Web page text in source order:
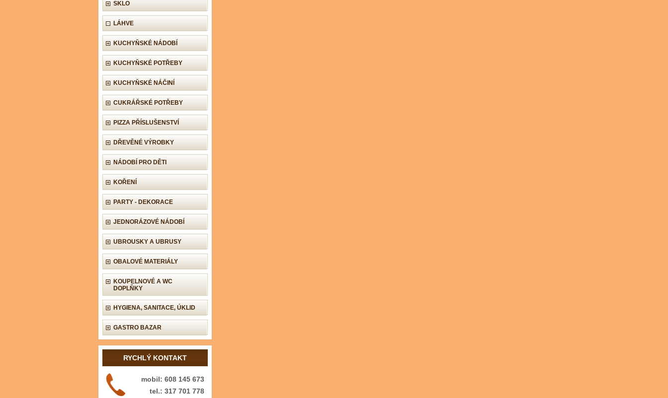
SKLO
LÁHVE
KUCHYŇSKÉ NÁDOBÍ
KUCHYŇSKÉ POTŘEBY
KUCHYŇSKÉ NÁČINÍ
CUKRÁŘSKÉ POTŘEBY
PIZZA PŘÍSLUŠENSTVÍ
DŘEVĚNÉ VÝROBKY
NÁDOBÍ PRO DĚTI
KOŘENÍ
PARTY - DEKORACE
JEDNORÁZOVÉ NÁDOBÍ
UBROUSKY A UBRUSY
OBALOVÉ MATERIÁLY
KOUPELNOVÉ A WC
DOPLŇKY
HYGIENA, SANITACE, ÚKLID
GASTRO BAZAR
RYCHLÝ KONTAKT
mobil: 608 145 673
tel.: 317 701 778